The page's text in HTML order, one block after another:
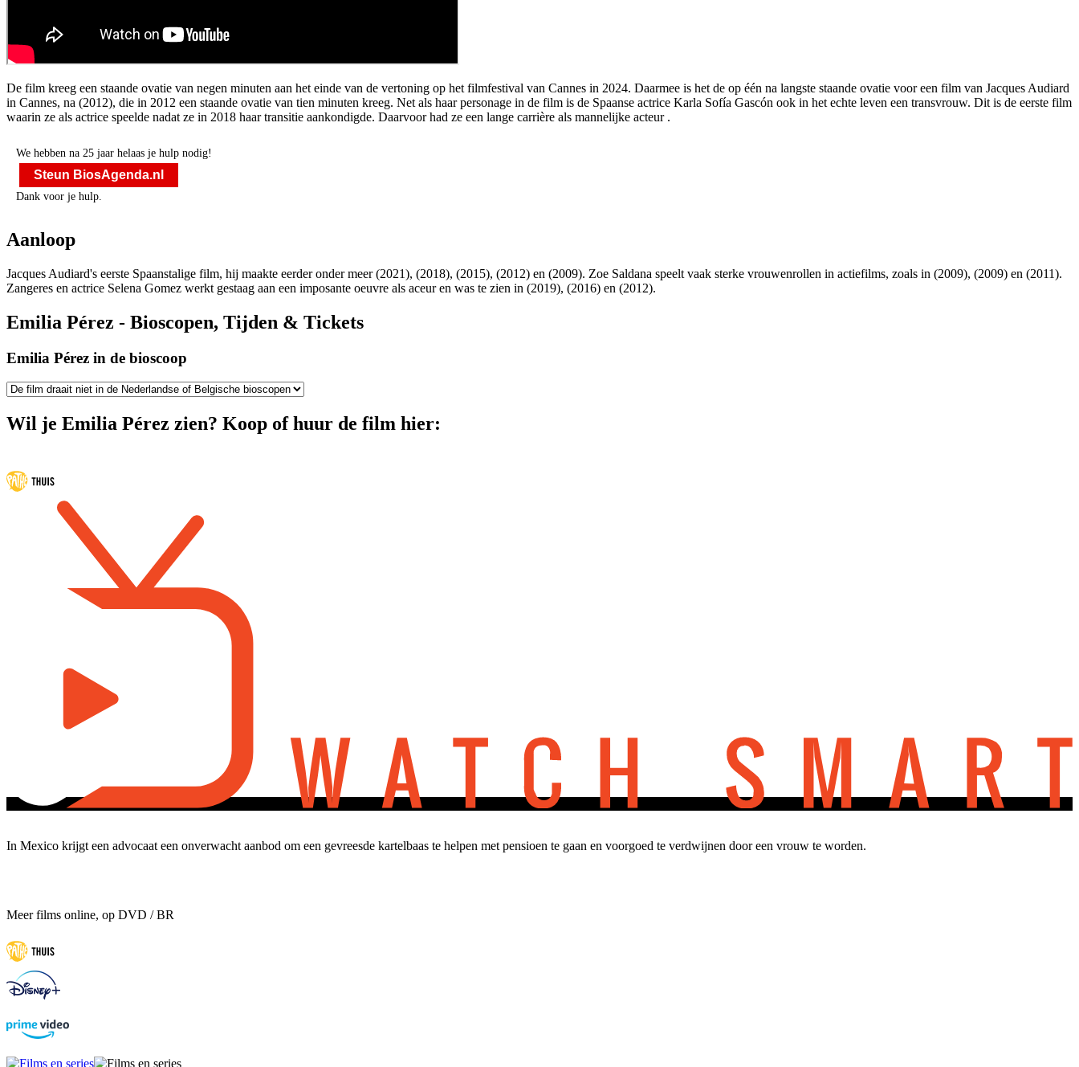
De film kreeg een staande ovatie van negen minuten aan het einde van de vertoning op het filmfestival van Cannes in 2024. Daarmee is het de op één na langste staande ovatie voor een film van Jacques Audiard
in Cannes, na (2012), die in 2012 een staande ovatie van tien minuten kreeg. Net als haar personage in de film is de Spaanse actrice Karla Sofía Gascón ook in het echte leven een transvrouw. Dit is de eerste film
waarin ze als actrice speelde nadat ze in 2018 haar transitie aankondigde. Daarvoor had ze een lange carrière als mannelijke acteur .
We hebben na 25 jaar helaas je hulp nodig!
Steun BiosAgenda.nl
Dank voor je hulp.
Aanloop
Jacques Audiard's eerste Spaanstalige film, hij maakte eerder onder meer(2021), (2018), (2015), (2012) en (2009). Zoe Saldana speelt vaak sterke vrouwenrollen in actiefilms, zoals in (2009), (2009) en (2011).
Zangeres en actrice Selena Gomez werkt gestaag aan een imposante oeuvre als aceur en was te zien in (2019), (2016) en (2012).
Emilia Pérez - Bioscopen, Tijden & Tickets
Emilia Pérez in de bioscoop
Wil je Emilia Pérez zien? Koop of huur de film hier:
In Mexico krijgt een advocaat een onverwacht aanbod om een ​​gevreesde kartelbaas te helpen met pensioen te gaan en voorgoed te verdwijnen door een vrouw te worden.
Meer films online, op DVD / BR